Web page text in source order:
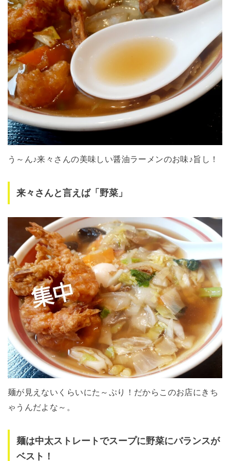
う～ん♪来々さんの美味しい醤油ラーメンのお味♪旨し！
来々さんと言えば「野菜」
麺が見えないくらいにた～ぷり！だからこのお店にきち
ゃうんだよな～。
麺は中太ストレートでスープに野菜にバランスが
ベスト！